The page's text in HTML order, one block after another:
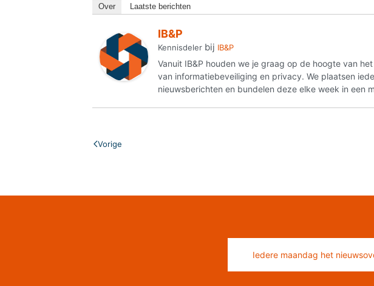
Over Laatste berichten
IB&P
Kennisdeler bij IB&P
Vanuit IB&P houden we je graag op de hoogte van
van informatiebeveiliging en privacy. We plaatsen
nieuwsberichten en bundelen deze elke week in een
Vorige
Iedere maandag het